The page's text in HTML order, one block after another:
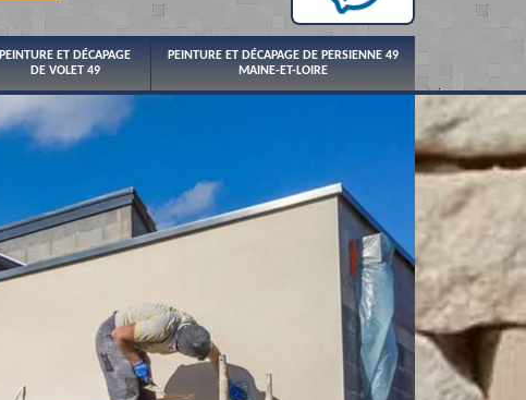
PEINTURE ET DÉCAPAGE
DE VOLET 49
PEINTURE ET DÉCAPAGE DE PERSIENNE 49
MAINE-ET-LOIRE